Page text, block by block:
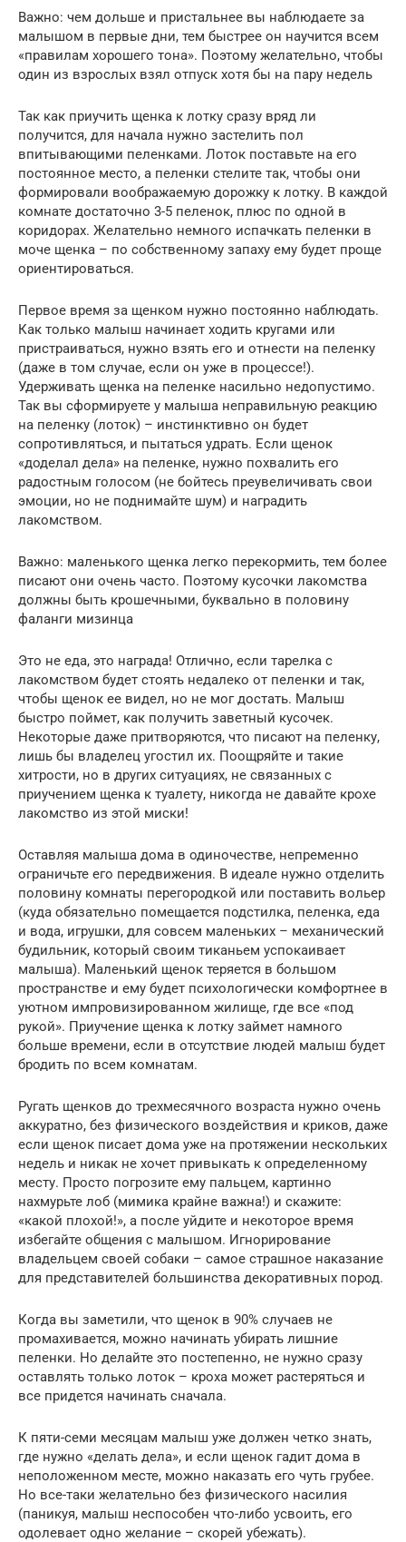
Важно: чем дольше и пристальнее вы наблюдаете за
малышом в первые дни, тем быстрее он научится всем
«правилам хорошего тона». Поэтому желательно, чтобы
один из взрослых взял отпуск хотя бы на пару недель
Так как приучить щенка к лотку сразу вряд ли
получится, для начала нужно застелить пол
впитывающими пеленками. Лоток поставьте на его
постоянное место, а пеленки стелите так, чтобы они
формировали воображаемую дорожку к лотку. В каждой
комнате достаточно 3-5 пеленок, плюс по одной в
коридорах. Желательно немного испачкать пеленки в
моче щенка – по собственному запаху ему будет проще
ориентироваться.
Первое время за щенком нужно постоянно наблюдать.
Как только малыш начинает ходить кругами или
пристраиваться, нужно взять его и отнести на пеленку
(даже в том случае, если он уже в процессе!).
Удерживать щенка на пеленке насильно недопустимо.
Так вы сформируете у малыша неправильную реакцию
на пеленку (лоток) – инстинктивно он будет
сопротивляться, и пытаться удрать. Если щенок
«доделал дела» на пеленке, нужно похвалить его
радостным голосом (не бойтесь преувеличивать свои
эмоции, но не поднимайте шум) и наградить
лакомством.
Важно: маленького щенка легко перекормить, тем более
писают они очень часто. Поэтому кусочки лакомства
должны быть крошечными, буквально в половину
фаланги мизинца
Это не еда, это награда! Отлично, если тарелка с
лакомством будет стоять недалеко от пеленки и так,
чтобы щенок ее видел, но не мог достать. Малыш
быстро поймет, как получить заветный кусочек.
Некоторые даже притворяются, что писают на пеленку,
лишь бы владелец угостил их. Поощряйте и такие
хитрости, но в других ситуациях, не связанных с
приучением щенка к туалету, никогда не давайте крохе
лакомство из этой миски!
Оставляя малыша дома в одиночестве, непременно
ограничьте его передвижения. В идеале нужно отделить
половину комнаты перегородкой или поставить вольер
(куда обязательно помещается подстилка, пеленка, еда
и вода, игрушки, для совсем маленьких – механический
будильник, который своим тиканьем успокаивает
малыша). Маленький щенок теряется в большом
пространстве и ему будет психологически комфортнее в
уютном импровизированном жилище, где все «под
рукой». Приучение щенка к лотку займет намного
больше времени, если в отсутствие людей малыш будет
бродить по всем комнатам.
Ругать щенков до трехмесячного возраста нужно очень
аккуратно, без физического воздействия и криков, даже
если щенок писает дома уже на протяжении нескольких
недель и никак не хочет привыкать к определенному
месту. Просто погрозите ему пальцем, картинно
нахмурьте лоб (мимика крайне важна!) и скажите:
«какой плохой!», а после уйдите и некоторое время
избегайте общения с малышом. Игнорирование
владельцем своей собаки – самое страшное наказание
для представителей большинства декоративных пород.
Когда вы заметили, что щенок в 90% случаев не
промахивается, можно начинать убирать лишние
пеленки. Но делайте это постепенно, не нужно сразу
оставлять только лоток – кроха может растеряться и
все придется начинать сначала.
К пяти-семи месяцам малыш уже должен четко знать,
где нужно «делать дела», и если щенок гадит дома в
неположенном месте, можно наказать его чуть грубее.
Но все-таки желательно без физического насилия
(паникуя, малыш неспособен что-либо усвоить, его
одолевает одно желание – скорей убежать).